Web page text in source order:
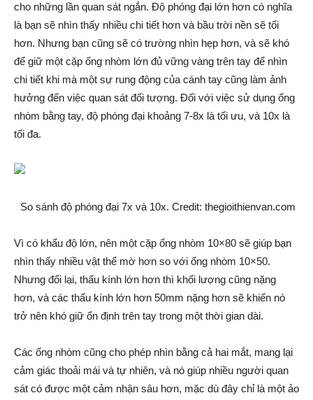
cho những lần quan sát ngắn. Độ phóng đại lớn hơn có nghĩa
là bạn sẽ nhìn thấy nhiều chi tiết hơn và bầu trời nền sẽ tối
hơn. Nhưng bạn cũng sẽ có trường nhìn hẹp hơn, và sẽ khó
để giữ một cặp ống nhòm lớn đủ vững vàng trên tay để nhìn
chi tiết khi mà một sự rung động của cánh tay cũng làm ảnh
hưởng đến việc quan sát đối tượng. Đối với việc sử dụng ống
nhòm bằng tay, độ phóng đại khoảng 7-8x là tối ưu, và 10x là
tối đa.
So sánh độ phóng đại 7x và 10x. Credit: thegioithienvan.com
Vì có khẩu độ lớn, nên một cặp ống nhòm 10×80 sẽ giúp bạn
nhìn thấy nhiều vật thể mờ hơn so với ống nhòm 10×50.
Nhưng đổi lại, thấu kính lớn hơn thì khối lượng cũng nặng
hơn, và các thấu kính lớn hơn 50mm nặng hơn sẽ khiến nó
trở nên khó giữ ổn định trên tay trong một thời gian dài.
Các ống nhòm cũng cho phép nhìn bằng cả hai mắt, mang lại
cảm giác thoải mái và tự nhiên, và nó giúp nhiều người quan
sát có được một cảm nhận sâu hơn, mặc dù đây chỉ là một ảo